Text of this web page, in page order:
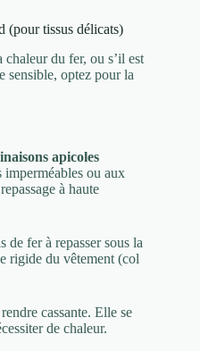
(pour tissus délicats)
chaleur du fer, ou s’il est
sensible, optez pour la
apicoles
imperméables ou aux
à haute
de fer à repasser sous la
rigide du vêtement (col
cassante. Elle se
de chaleur.